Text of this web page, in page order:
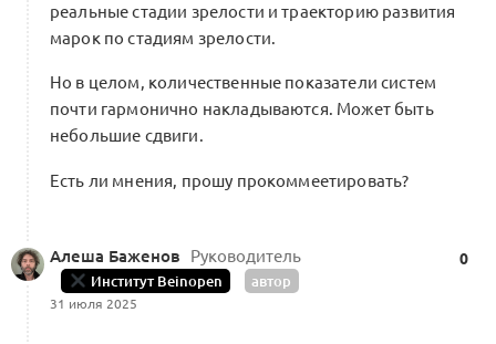
реальные стадии зрелости и траекторию развития
марок по стадиям зрелости.
Но в целом, количественные показатели систем
почти гармонично накладываются. Может быть
небольшие сдвиги.
Есть ли мнения, прошу прокоммеетировать?
Алеша Баженов Руководитель
Институт Beinopen автор
31 июля 2025
0